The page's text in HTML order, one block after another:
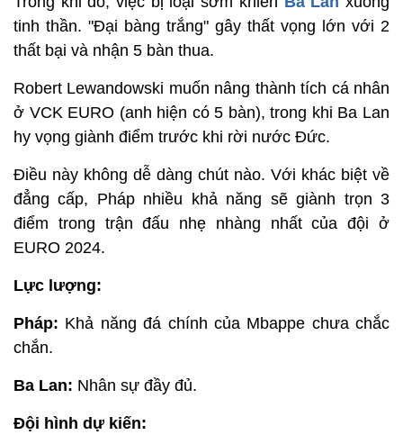
tinh thần. "Đại bàng trắng" gây thất vọng lớn với 2
thất bại và nhận 5 bàn thua.
Robert Lewandowski muốn nâng thành tích cá nhân
ở VCK EURO (anh hiện có 5 bàn), trong khi Ba Lan
hy vọng giành điểm trước khi rời nước Đức.
Điều này không dễ dàng chút nào. Với khác biệt về
đẳng cấp, Pháp nhiều khả năng sẽ giành trọn 3
điểm trong trận đấu nhẹ nhàng nhất của đội ở
EURO 2024.
Lực lượng:
Pháp: Khả năng đá chính của Mbappe chưa chắc
chắn.
Ba Lan: Nhân sự đầy đủ.
Đội hình dự kiến: